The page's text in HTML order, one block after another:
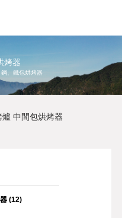
烤器
鋼、鐵包烘烤器
爐 中間包烘烤器
(12)